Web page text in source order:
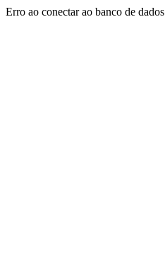
Erro ao conectar ao banco de dados